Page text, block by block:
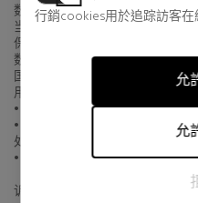
行銷cookies用於追踪訪客
允
允
数据保留标准：数据保留时间不
当不再需要用于该目的时，将采
保数据的匿名化或彻底销毁。
数据传输：除法律要求外，数据
国际传输。
用户享有的权利：
• 有权随时撤回同意。
• 您有权访问、更正、转移和删
处理。
• 如果您认为数据处理不符合现
（https://www.aepd.es/
诉。www.agpd.es。地址：Calle